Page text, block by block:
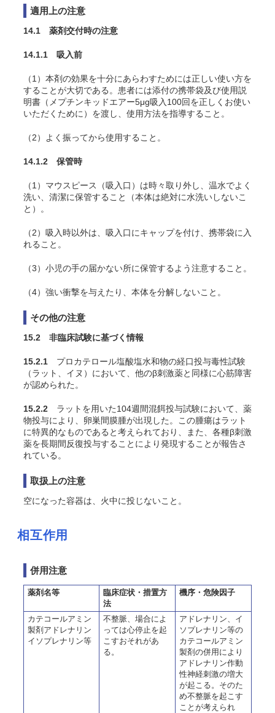
適用上の注意
14.1 薬剤交付時の注意
14.1.1 吸入前
（1）本剤の効果を十分にあらわすためには正しい使い方を
することが大切である。患者には添付の携帯袋及び使用説
明書（メプチンキッドエアー5μg吸入100回を正しくお使い
いただくために）を渡し、使用方法を指導すること。
（2）よく振ってから使用すること。
14.1.2 保管時
（1）マウスピース（吸入口）は時々取り外し、温水でよく
洗い、清潔に保管すること（本体は絶対に水洗いしないこ
と）。
（2）吸入時以外は、吸入口にキャップを付け、携帯袋に入
れること。
（3）小児の手の届かない所に保管するよう注意すること。
（4）強い衝撃を与えたり、本体を分解しないこと。
その他の注意
15.2 非臨床試験に基づく情報
15.2.1 プロカテロール塩酸塩水和物の経口投与毒性試験
（ラット、イヌ）において、他のβ刺激薬と同様に心筋障害
が認められた。
15.2.2 ラットを用いた104週間混餌投与試験において、薬
物投与により、卵巣間膜腫が出現した。この腫瘍はラット
に特異的なものであると考えられており、また、各種β刺激
薬を長期間反復投与することにより発現することが報告さ
れている 。
取扱上の注意
空になった容器は、火中に投じないこと。
相互作用
併用注意
薬剤名等
臨床症状・措置方
法
機序・危険因子
カテコールアミン
製剤アドレナリン
イソプレナリン等
不整脈、場合によ
っては心停止を起
こすおそれがあ
る。
アドレナリン、イ
ソプレナリン等の
カテコールアミン
製剤の併用により
アドレナリン作動
性神経刺激の増大
が起こる。そのた
め不整脈を起こす
ことが考えられ